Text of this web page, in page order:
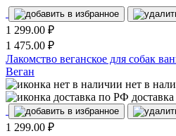
1 299.00 ₽
1 475.00 ₽
Лакомство веганское для собак
Веган
нет в
1 299.00 ₽